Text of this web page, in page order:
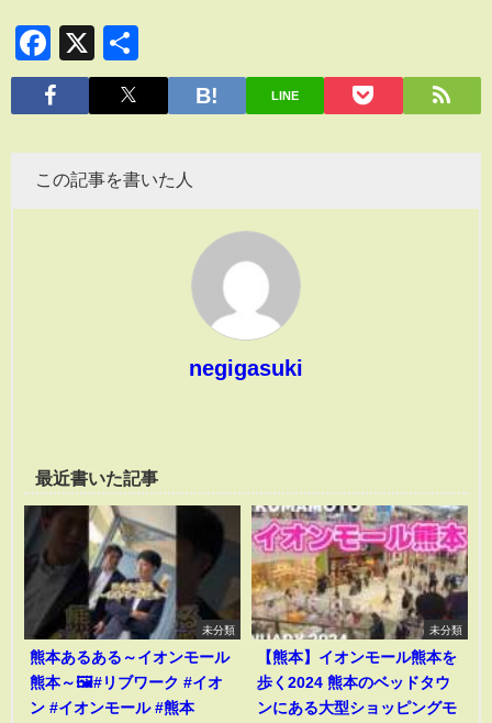
Facebook
X
有
LINE
この記事を書いた人
negigasuki
最近書いた記事
未分類
熊本あるある～イオンモール
熊本～🖼️#リブワーク #イオ
ン #イオンモール #熊本
未分類
【熊本】イオンモール熊本を
歩く2024 熊本のベッドタウ
ンにある大型ショッピングモ